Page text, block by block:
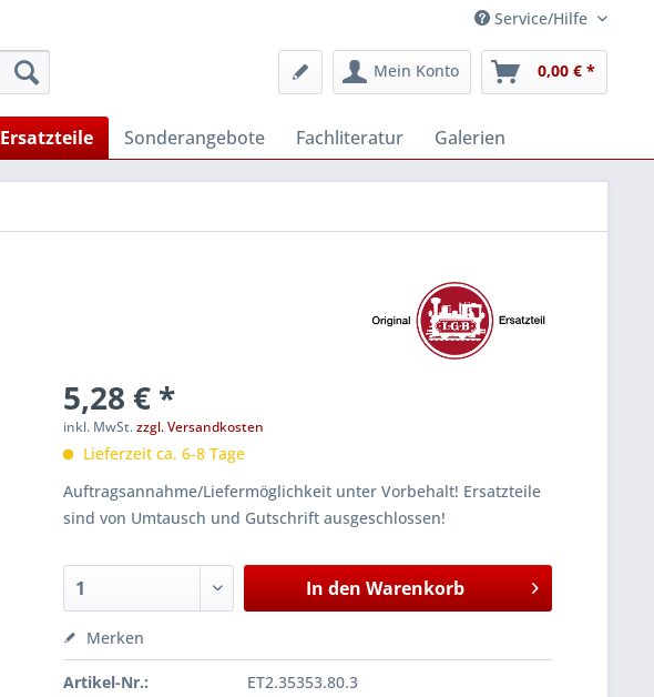
Service/Hilfe
Mein Konto
0,00 € *
Ersatzteile Sonderangebote Fachliteratur Galerien
5,28 € *
inkl. MwSt.zzgl. Versandkosten
Lieferzeit ca. 6-8 Tage
Auftragsannahme/Liefermöglichkeit unter Vorbehalt! Ersatzteile
sind von Umtausch und Gutschrift ausgeschlossen!
In den Warenkorb
Merken
Artikel-Nr.:
ET2.35353.80.3